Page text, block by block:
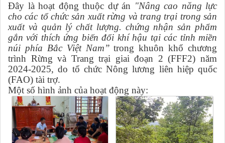
Đây là hoạt động thuộc dự án "Nâng cao năng lực
cho các tổ chức sản xuất rừng và trang trại trong sản
xuất và quản lý chất lượng. chứng nhận sản phẩm
gắn với thích ứng biến đổi khí hậu tại các tỉnh miền
núi phía Bắc Việt Nam” trong khuôn khổ chương
trình Rừng và Trang trại giai đoạn 2 (FFF2) năm
2024-2025, do tổ chức Nông lương liên hiệp quốc
(FAO) tài trợ.
Một số hình ảnh của hoạt động này: